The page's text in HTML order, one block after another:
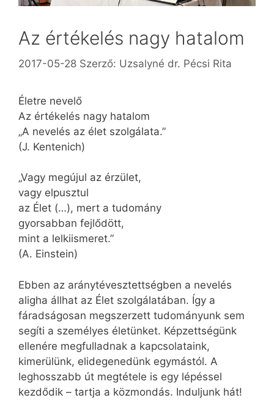
Az értékelés nagy hatalom
2017-05-28 Szerző: Uzsalyné dr. Pécsi Rita
Életre nevelő
Az értékelés nagy hatalom
„A nevelés az élet szolgálata.”
(J. Kentenich)
„Vagy megújul az érzület,
vagy elpusztul
az Élet (…), mert a tudomány
gyorsabban fejlődött,
mint a lelkiismeret.”
(A. Einstein)
Ebben az aránytévesztettségben a nevelés
aligha állhat az Élet szolgálatában. Így a
fáradságosan megszerzett tudományunk sem
segíti a személyes életünket. Képzettségünk
ellenére megfulladnak a kapcsolataink,
kimerülünk, elidegenedünk egymástól. A
leghosszabb út megtétele is egy lépéssel
kezdődik – tartja a közmondás. Induljunk hát!